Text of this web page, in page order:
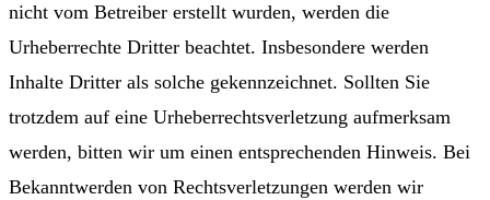
nicht vom Betreiber erstellt wurden, werden die
Urheberrechte Dritter beachtet. Insbesondere werden
Inhalte Dritter als solche gekennzeichnet. Sollten Sie
trotzdem auf eine Urheberrechtsverletzung aufmerksam
werden, bitten wir um einen entsprechenden Hinweis. Bei
Bekanntwerden von Rechtsverletzungen werden wir